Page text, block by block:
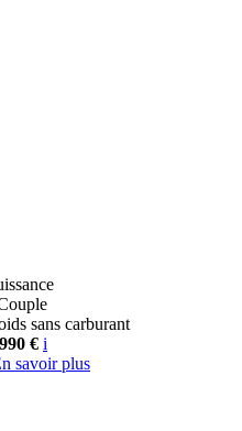
sans carburant
€ i
savoir plus